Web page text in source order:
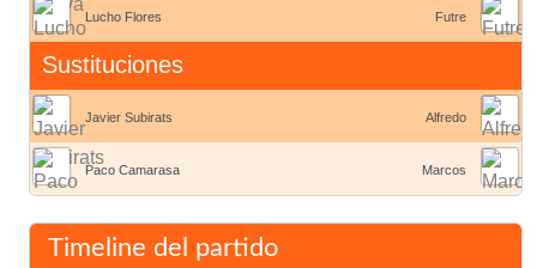
Lucho Flores
Sustituciones
Javier Subirats
Paco Camarasa
Futre
Alfredo
Marcos
Timeline del partido